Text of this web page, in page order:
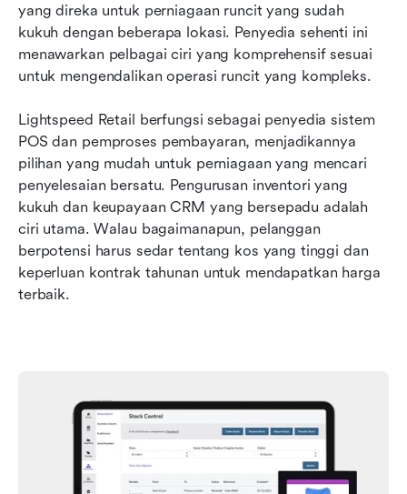
yang direka untuk perniagaan runcit yang sudah
kukuh dengan beberapa lokasi. Penyedia sehenti ini
menawarkan pelbagai ciri yang komprehensif sesuai
untuk mengendalikan operasi runcit yang kompleks.
Lightspeed Retail berfungsi sebagai penyedia sistem
POS dan pemproses pembayaran, menjadikannya
pilihan yang mudah untuk perniagaan yang mencari
penyelesaian bersatu. Pengurusan inventori yang
kukuh dan keupayaan CRM yang bersepadu adalah
ciri utama. Walau bagaimanapun, pelanggan
berpotensi harus sedar tentang kos yang tinggi dan
keperluan kontrak tahunan untuk mendapatkan harga
terbaik.